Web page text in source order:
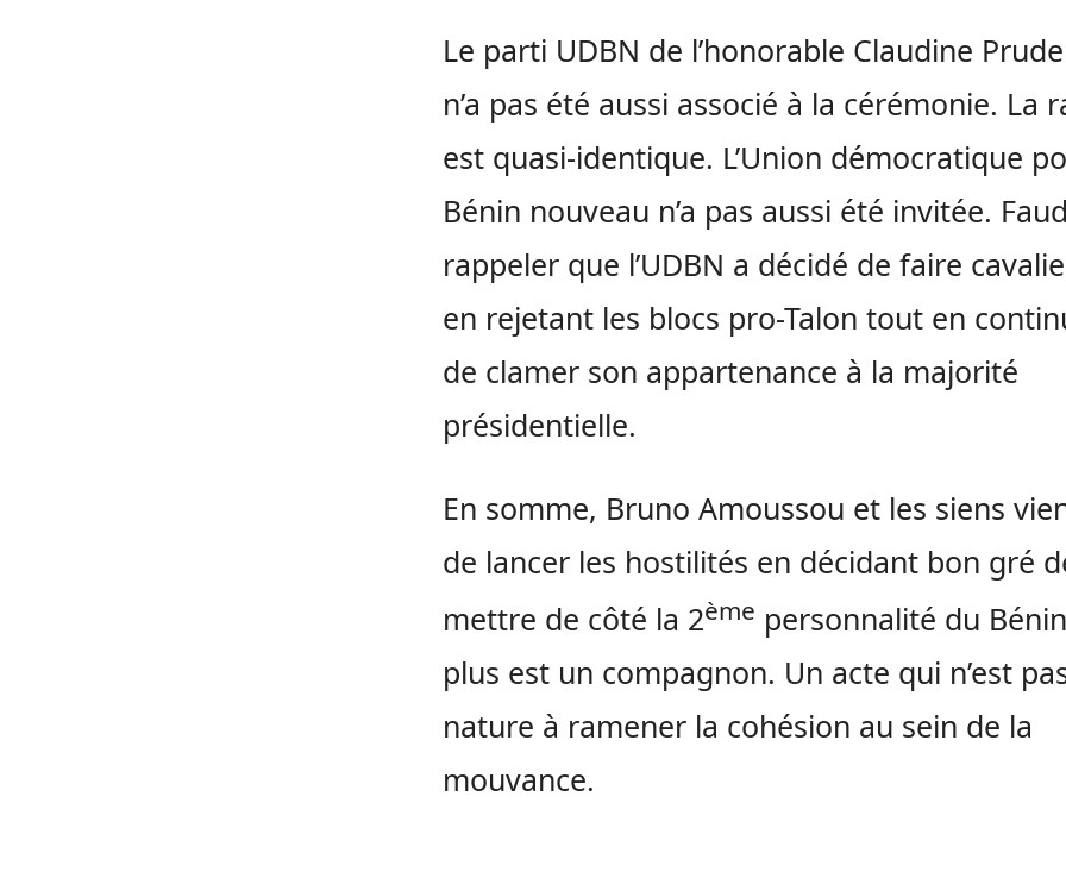
Le parti UDBN de l’honorable Claudine
n’a pas été aussi associé à la cérémonie. La
est quasi-identique. L’Union démocratique
Bénin nouveau n’a pas aussi été invitée.
rappeler que l’UDBN a décidé de faire
en rejetant les blocs pro-Talon tout en
de clamer son appartenance à la majorité
présidentielle.
En somme, Bruno Amoussou et les siens
de lancer les hostilités en décidant bon gré
mettre de côté la 2ème personnalité du
plus est un compagnon. Un acte qui n’est
nature à ramener la cohésion au sein de la
mouvance.